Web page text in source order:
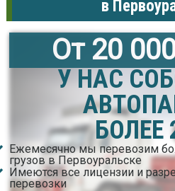
в
От 20
У НАС
БОЛЕЕ
Ежемесячно мы перевозим
грузов в Первоуральске
Имеются все лицензии и
перевозки